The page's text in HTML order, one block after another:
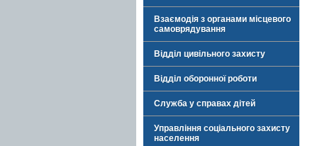
Взаємодія з органами місцевого
самоврядування
Відділ цивільного захисту
Відділ оборонної роботи
Служба у справах дітей
Управління соціального захисту
населення